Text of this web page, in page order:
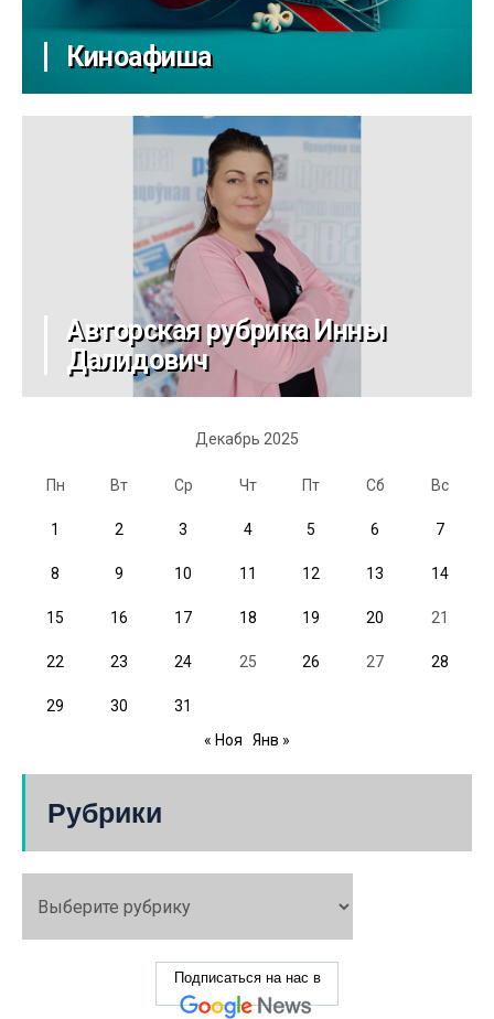
Киноафиша
Авторская рубрика Инны
Далидович
Декабрь 2025
Пн Вт Ср Чт Пт Сб Вс
1 2 3 4 5 6 7
8 9 10 11 12 13 14
15 16 17 18 19 20 21
22 23 24 25 26 27 28
29 30
31
« Ноя
Янв »
Рубрики
Подписаться на нас в